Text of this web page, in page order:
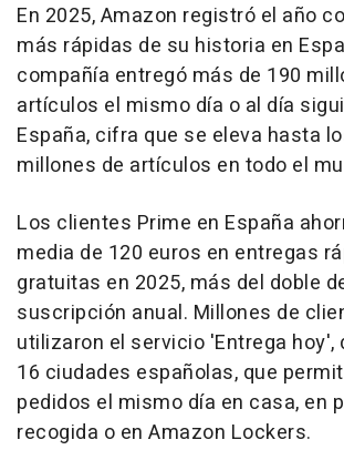
En 2025, Amazon registró el año
más rápidas de su historia en
compañía entregó más de 190
artículos el mismo día o al día
España, cifra que se eleva hasta
millones de artículos en todo el
Los clientes Prime en España
media de 120 euros en entregas
gratuitas en 2025, más del doble
suscripción anual. Millones de
utilizaron el servicio 'Entrega hoy',
16 ciudades españolas, que
pedidos el mismo día en casa, en
recogida o en Amazon Lockers.